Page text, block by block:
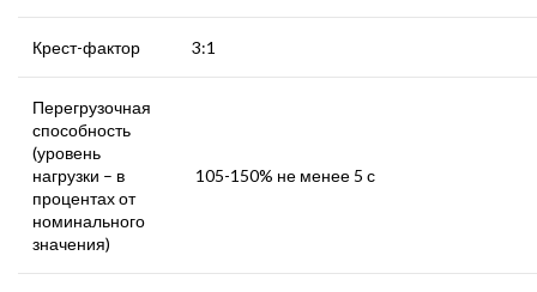
Крест-фактор 3:1
Перегрузочная
способность
(уровень
нагрузки – в
процентах от
номинального
значения)
105-150% не менее 5 с